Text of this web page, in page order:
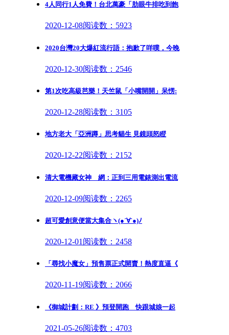
4人同行1人免費！台北萬豪「肋眼牛排吃到飽
2020-12-08阅读数：5923
2020台灣20大爆紅流行語：抱歉了咩噗，今晚
2020-12-30阅读数：2546
第1次吃高級芭樂！天竺鼠「小嘴開開」呆愣:
2020-12-28阅读数：3105
地方老大「亞洲蹲」思考貓生 見鏡頭怒瞪
2020-12-22阅读数：2152
清大電機藏女神 網：正到三用電錶測出電流
2020-12-09阅读数：2265
超可愛創意便當大集合ヽ(●´∀`●)ﾉ
2020-12-01 阅读数：2458
「尋找小魔女」預售票正式開賣！熱度直逼《
2020-11-19阅读数：2066
《御城計劃：RE 》預登開跑 快跟城娘一起
2021-05-26阅读数：4703